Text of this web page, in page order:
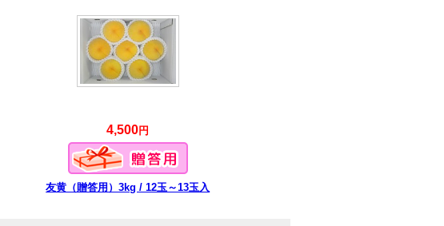
4,500円
友黄（贈答用）3kg / 12玉～13玉入